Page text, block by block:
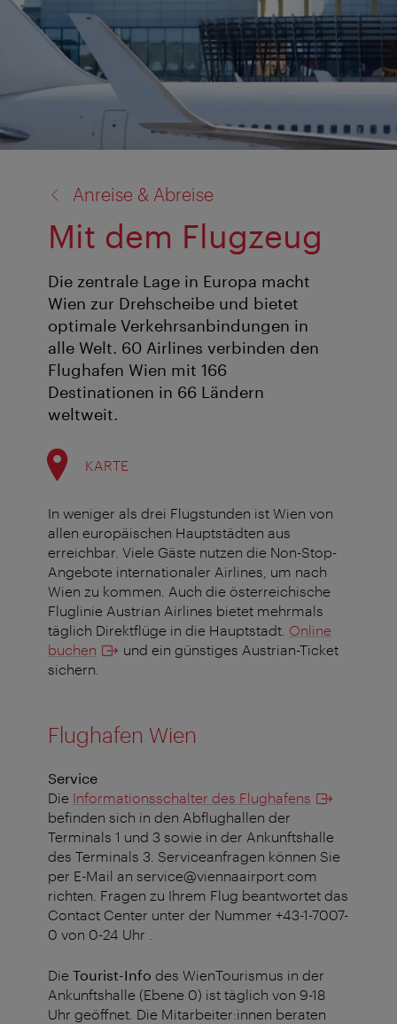
Anreise & Abreise
Mit dem Flugzeug
Die zentrale Lage in Europa macht
Wien zur Drehscheibe und bietet
optimale Verkehrsanbindungen in
alle Welt. 60 Airlines verbinden den
Flughafen Wien mit 166
Destinationen in 66 Ländern
weltweit.
KARTE
In weniger als drei Flugstunden ist Wien von
allen europäischen Hauptstädten aus
erreichbar. Viele Gäste nutzen die Non-Stop-
Angebote internationaler Airlines, um nach
Wien zu kommen. Auch die österreichische
Fluglinie Austrian Airlines bietet mehrmals
täglich Direktflüge in die Hauptstadt. Online
buchen
und ein günstiges Austrian-Ticket
sichern.
Flughafen Wien
Service
Die Informationsschalter des Flughafens
befinden sich in den Abflughallen der
Terminals 1 und 3 sowie in der Ankunftshalle
des Terminals 3. Serviceanfragen können Sie
per E-Mail an service@viennaairport.com
richten. Fragen zu Ihrem Flug beantwortet das
Contact Center unter der Nummer +43-1-7007-
0 von 0-24 Uhr .
Die Tourist-Info des WienTourismus in der
Ankunftshalle (Ebene 0) ist täglich von 9-18
Uhr geöffnet. Die Mitarbeiter:innen beraten